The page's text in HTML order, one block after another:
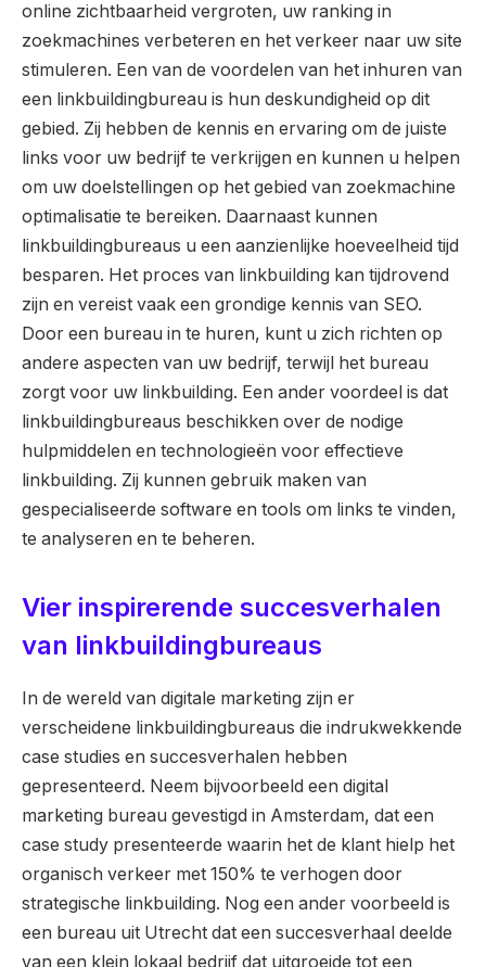
online zichtbaarheid vergroten, uw ranking in
zoekmachines verbeteren en het verkeer naar uw site
stimuleren. Een van de voordelen van het inhuren van
een linkbuildingbureau is hun deskundigheid op dit
gebied. Zij hebben de kennis en ervaring om de juiste
links voor uw bedrijf te verkrijgen en kunnen u helpen
om uw doelstellingen op het gebied van zoekmachine
optimalisatie te bereiken. Daarnaast kunnen
linkbuildingbureaus u een aanzienlijke hoeveelheid tijd
besparen. Het proces van linkbuilding kan tijdrovend
zijn en vereist vaak een grondige kennis van SEO.
Door een bureau in te huren, kunt u zich richten op
andere aspecten van uw bedrijf, terwijl het bureau
zorgt voor uw linkbuilding. Een ander voordeel is dat
linkbuildingbureaus beschikken over de nodige
hulpmiddelen en technologieën voor effectieve
linkbuilding. Zij kunnen gebruik maken van
gespecialiseerde software en tools om links te vinden,
te analyseren en te beheren.
Vier inspirerende succesverhalen
van linkbuildingbureaus
In de wereld van digitale marketing zijn er
verscheidene linkbuildingbureaus die indrukwekkende
case studies en succesverhalen hebben
gepresenteerd. Neem bijvoorbeeld een digital
marketing bureau gevestigd in Amsterdam, dat een
case study presenteerde waarin het de klant hielp het
organisch verkeer met 150% te verhogen door
strategische linkbuilding. Nog een ander voorbeeld is
een bureau uit Utrecht dat een succesverhaal deelde
van een klein lokaal bedrijf dat uitgroeide tot een